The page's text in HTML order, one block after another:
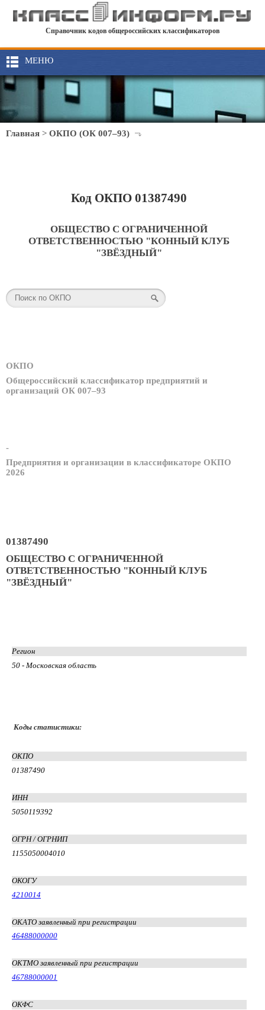
Справочник кодов общероссийских классификаторов
МЕНЮ
Главная > ОКПО (ОК 007–93)
Код ОКПО 01387490
ОБЩЕСТВО С ОГРАНИЧЕННОЙ
ОТВЕТСТВЕННОСТЬЮ "КОННЫЙ КЛУБ
"ЗВЁЗДНЫЙ"
ОКПО
Общероссийский классификатор предприятий и
организаций ОК 007–93
-
Предприятия и организации в классификаторе ОКПО
2026
01387490
ОБЩЕСТВО С ОГРАНИЧЕННОЙ
ОТВЕТСТВЕННОСТЬЮ "КОННЫЙ КЛУБ
"ЗВЁЗДНЫЙ"
Регион
50 - Московская область
Коды статистики:
ОКПО
01387490
ИНН
5050119392
ОГРН / ОГРНИП
1155050004010
ОКОГУ
4210014
ОКАТО заявленный при регистрации
46488000000
ОКТМО заявленный при регистрации
46788000001
ОКФС